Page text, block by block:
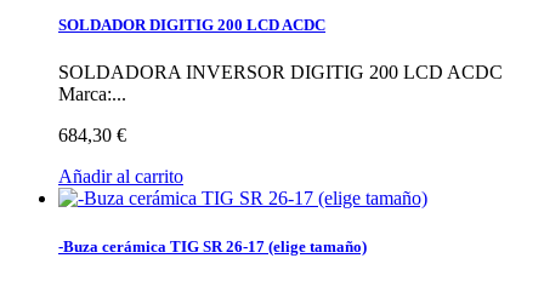
SOLDADOR DIGITIG 200 LCD ACDC
SOLDADORA INVERSOR DIGITIG 200 LCD ACDC
Marca:...
684,30 €
Añadir al carrito
-Buza cerámica TIG SR 26-17 (elige tamaño)